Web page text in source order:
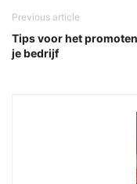
Previous article
Tips voor het
je bedrijf